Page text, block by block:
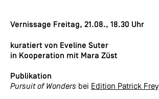
Vernissage Freitag, 21.08., 18.30 Uhr
kuratiert von Eveline Suter
in Kooperation mit Mara Züst
Publikation
Pursuit of Wonders bei Edition Patrick Frey